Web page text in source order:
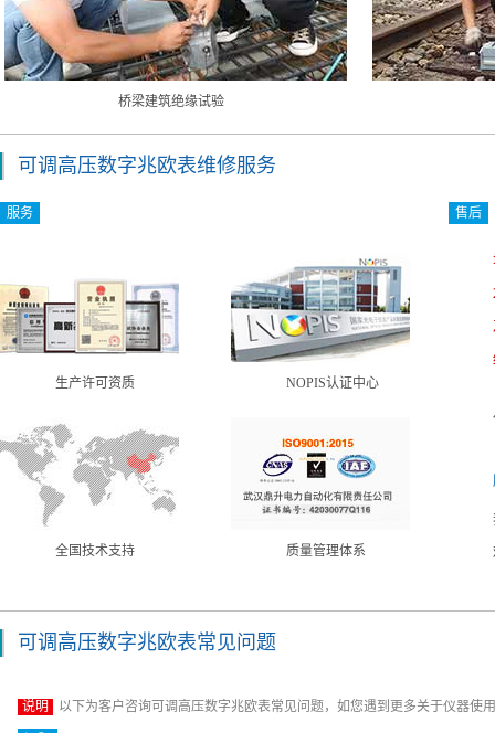
桥梁建筑绝缘试验
可调高压数字兆欧表维修服务
服务
生产许可资质 NOPIS认证中心
全国技术支持 质量管理体系
售后
可调高压数字兆欧表常见问题
说明 以下为客户咨询可调高压数字兆欧表常见问题，如您遇到更多关于仪器使